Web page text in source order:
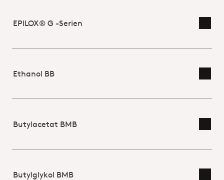
EPILOX® G -Serien
Ethanol BB
Butylacetat BMB
Butylglykol BMB